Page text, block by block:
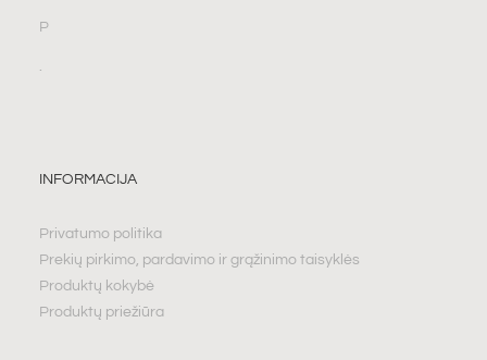
P
.
INFORMACIJA
Privatumo politika
Prekių pirkimo, pardavimo ir grąžinimo taisyklės
Produktų kokybė
Produktų priežiūra